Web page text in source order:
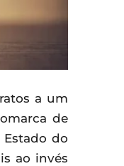
a um
de
do
ao invés